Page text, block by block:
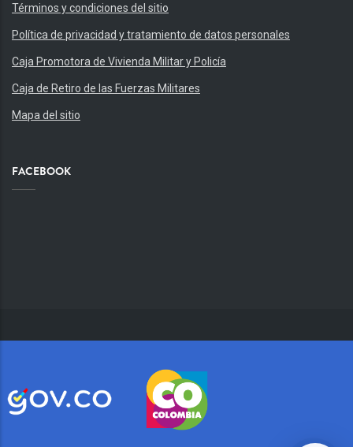
Términos y condiciones del sitio
Política de privacidad y tratamiento de datos personales
Caja Promotora de Vivienda Militar y Policía
Caja de Retiro de las Fuerzas Militares
Mapa del sitio
FACEBOOK